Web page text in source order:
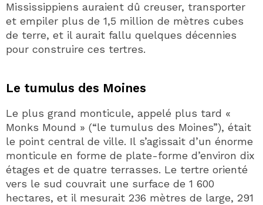
Mississippiens auraient dû creuser, transporter
et empiler plus de 1,5 million de mètres cubes
de terre, et il aurait fallu quelques décennies
pour construire ces tertres.
Le tumulus des Moines
Le plus grand monticule, appelé plus tard «
Monks Mound » (“le tumulus des Moines”), était
le point central de ville. Il s’agissait d’un énorme
monticule en forme de plate-forme d’environ dix
étages et de quatre terrasses. Le tertre orienté
vers le sud couvrait une surface de 1 600
hectares, et il mesurait 236 mètres de large, 291